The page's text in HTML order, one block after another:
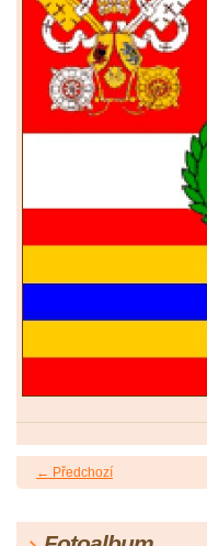
← Předchozí